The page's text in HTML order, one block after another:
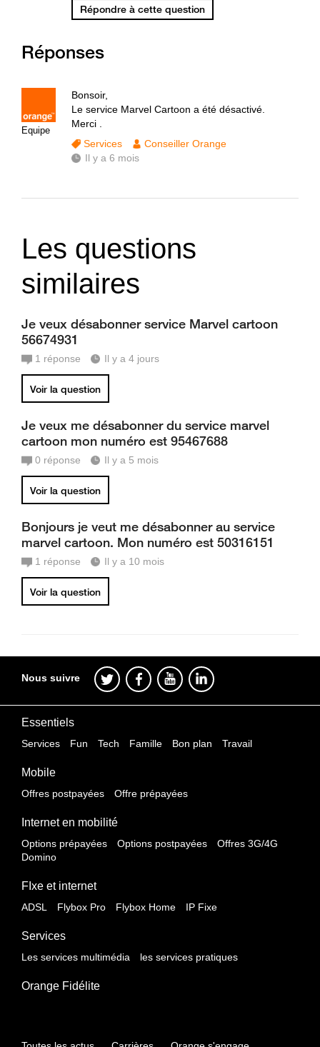
Répondre à cette question
Réponses
Equipe
Bonsoir,
Le service Marvel Cartoon a été désactivé.
Merci .
Services
Conseiller Orange
Il y a 6 mois
Les questions
similaires
Je veux désabonner service Marvel cartoon
56674931
1 réponse Il y a 4 jours
Voir la question
Je veux me désabonner du service marvel
cartoon mon numéro est 95467688
0 réponse Il y a 5 mois
Voir la question
Bonjours je veut me désabonner au service
marvel cartoon. Mon numéro est 50316151
1 réponse Il y a 10 mois
Voir la question
Nous suivre
Essentiels
Services Fun Tech Famille Bon plan Travail
Mobile
Offres postpayées Offre prépayées
Internet en mobilité
Options prépayées Options postpayées
Offres 3G/4G
Domino
FIxe et internet
ADSL Flybox Pro Flybox Home IP Fixe
Services
Les services multimédia les services pratiques
Orange Fidélite